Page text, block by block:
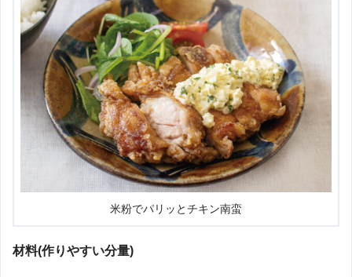
米粉でパリッとチキン南蛮
材料(作りやすい分量)